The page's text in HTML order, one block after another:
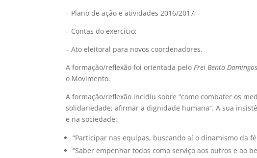
– Plano de ação e atividades 2016/2017;
– Contas do exercício;
– Ato eleitoral para novos coordenadores.
A formação/reflexão foi orientada peloFrei Bento Domingos
o Movimento.
A formação/reflexão incidiu sobre “como combater os
solidariedade; afirmar a dignidade humana”. A sua
e na sociedade:
“Participar nas equipas, buscando aí o dinamismo da
“Saber empenhar todos como serviço aos outros e ao